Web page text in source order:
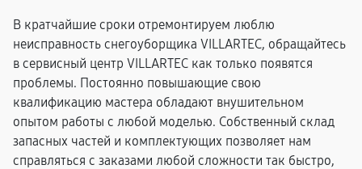
В кратчайшие сроки отремонтируем люблю
неисправность снегоуборщика VILLARTEC, обращайтесь
в сервисный центр VILLARTEC как только появятся
проблемы. Постоянно повышающие свою
квалификацию мастера обладают внушительном
опытом работы с любой моделью. Собственный склад
запасных частей и комплектующих позволяет нам
справляться с заказами любой сложности так быстро,